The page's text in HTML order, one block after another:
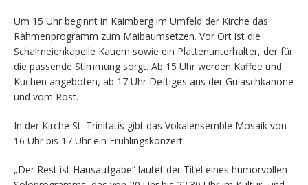
Um 15 Uhr beginnt in Kaimberg im Umfeld der Kirche das
Rahmenprogramm zum Maibaumsetzen. Vor Ort ist die
Schalmeienkapelle Kauern sowie ein Plattenunterhalter, der für
die passende Stimmung sorgt. Ab 15 Uhr werden Kaffee und
Kuchen angeboten, ab 17 Uhr Deftiges aus der Gulaschkanone
und vom Rost.
In der Kirche St. Trinitatis gibt das Vokalensemble Mosaik von
16 Uhr bis 17 Uhr ein Frühlingskonzert.
„Der Rest ist Hausaufgabe“ lautet der Titel eines humorvollen